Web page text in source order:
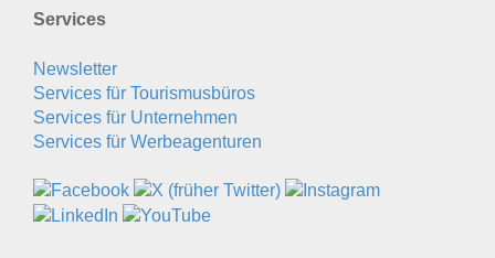
Services
Newsletter
Services für Tourismusbüros
Services für Unternehmen
Services für Werbeagenturen